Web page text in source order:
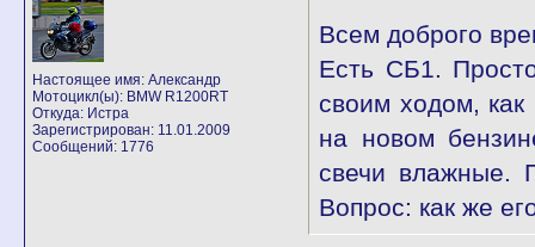
Настоящее имя: Александр
Мотоцикл(ы): BMW R1200RT
Откуда: Истра
Зарегистрирован: 11.01.2009
Сообщений: 1776
Всем доброго
Есть СБ1.
своим ходом,
на новом
свечи влажные.
Вопрос: как же